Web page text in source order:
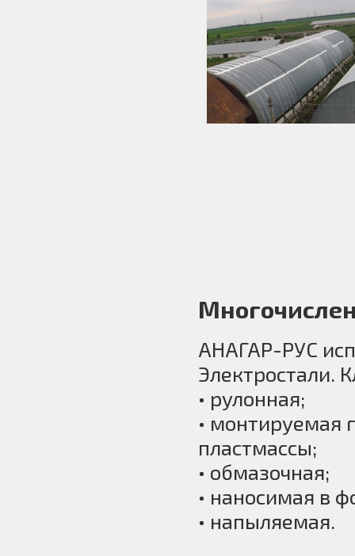
АНАГАР-РУС
Электростали.
• рулонная;
• монтируемая
пластмассы;
• обмазочная;
• наносимая в
• напыляемая.